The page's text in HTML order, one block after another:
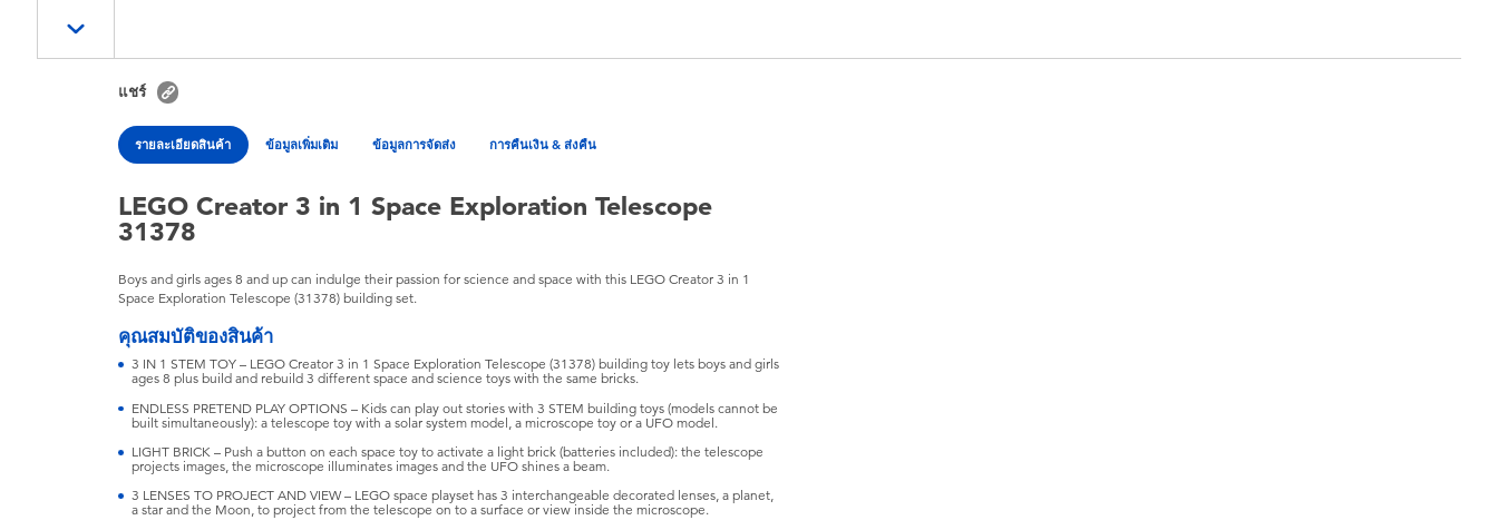
แชร์
รายละเอียดสินค้า ข้อมูลเพิ่มเติม ข้อมูลการจัดส่ง การคืนเงิน & ส่งคืน
LEGO Creator 3 in 1 Space Exploration Telescope
31378
Boys and girls ages 8 and up can indulge their passion for science and space with this LEGO Creator 3 in 1
Space Exploration Telescope (31378) building set.
คุณสมบัติของสินค้า
3 IN 1 STEM TOY – LEGO Creator 3 in 1 Space Exploration Telescope (31378) building toy lets boys and girls
ages 8 plus build and rebuild 3 different space and science toys with the same bricks.
ENDLESS PRETEND PLAY OPTIONS – Kids can play out stories with 3 STEM building toys (models cannot be
built simultaneously): a telescope toy with a solar system model, a microscope toy or a UFO model.
LIGHT BRICK – Push a button on each space toy to activate a light brick (batteries included): the telescope
projects images, the microscope illuminates images and the UFO shines a beam.
3 LENSES TO PROJECT AND VIEW – LEGO space playset has 3 interchangeable decorated lenses, a planet,
a star and the Moon, to project from the telescope on to a surface or view inside the microscope.